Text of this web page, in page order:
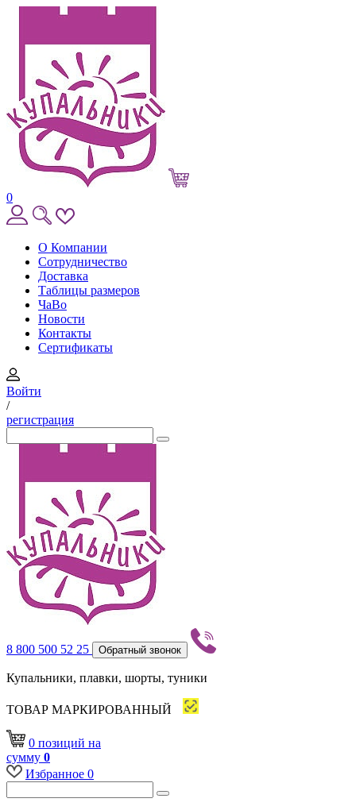
0
О Компании
Сотрудничество
Доставка
Таблицы размеров
ЧаВо
Новости
Контакты
Сертификаты
Войти
/
регистрация
8 800 500 52 25 Обратный звонок
Купальники, плавки, шорты, туники
ТОВАР МАРКИРОВАННЫЙ
0 позиций на
сумму 0
Избранное 0